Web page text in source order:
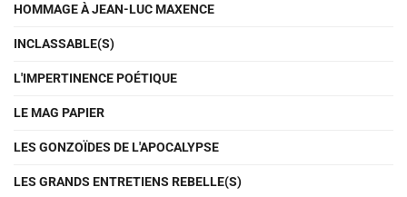
HOMMAGE À JEAN-LUC MAXENCE
INCLASSABLE(S)
L'IMPERTINENCE POÉTIQUE
LE MAG PAPIER
LES GONZOÏDES DE L'APOCALYPSE
LES GRANDS ENTRETIENS REBELLE(S)